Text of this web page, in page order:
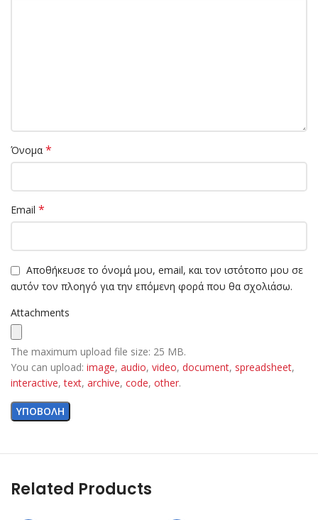
Όνομα *
Email *
Αποθήκευσε το όνομά μου, email, και τον ιστότοπο μου σε
αυτόν τον πλοηγό για την επόμενη φορά που θα σχολιάσω.
Attachments
The maximum upload file size: 25 MB.
You can upload: image, audio, video, document, spreadsheet,
interactive,text, archive, code, other.
Related Products